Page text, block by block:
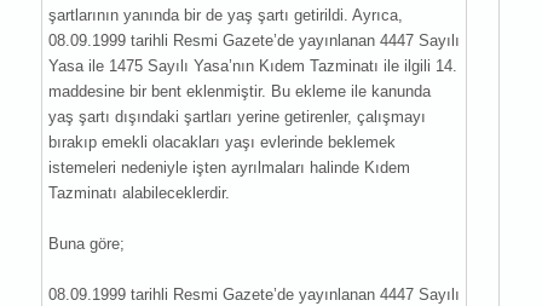
şartlarının yanında bir de yaş şartı getirildi. Ayrıca,
08.09.1999 tarihli Resmi Gazete’de yayınlanan 4447 Sayılı
Yasa ile 1475 Sayılı Yasa’nın Kıdem Tazminatı ile ilgili 14.
maddesine bir bent eklenmiştir. Bu ekleme ile kanunda
yaş şartı dışındaki şartları yerine getirenler, çalışmayı
bırakıp emekli olacakları yaşı evlerinde beklemek
istemeleri nedeniyle işten ayrılmaları halinde Kıdem
Tazminatı alabileceklerdir.
Buna göre;
08.09.1999 tarihli Resmi Gazete’de yayınlanan 4447 Sayılı